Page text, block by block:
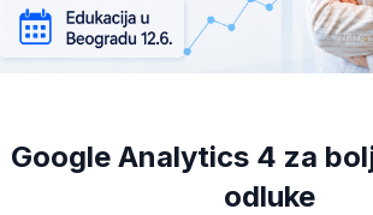
Google Analytics 4 za
odluke